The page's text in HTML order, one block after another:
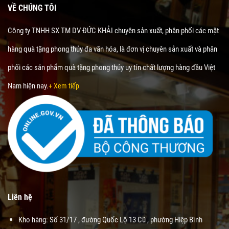
VỀ CHÚNG TÔI
Công ty TNHH SX TM DV ĐỨC KHẢI chuyên sản xuất, phân phối các mặt
hàng quà tặng phong thủy đa văn hóa, là đơn vị chuyên sản xuất và phân
phối các sản phẩm quà tặng phong thủy uy tín chất lượng hàng đầu Việt
Nam hiện nay.+ Xem tiếp
Liên hệ
Kho hàng: Số 31/17 , đường Quốc Lộ 13 Cũ , phường Hiệp Bình